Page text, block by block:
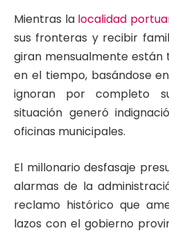
Mientras la localidad
sus fronteras y recibir
giran mensualmente
en el tiempo, basándose
ignoran por completo
situación generó
oficinas municipales.
El millonario desfasaje
alarmas de la
reclamo histórico que
lazos con el gobierno